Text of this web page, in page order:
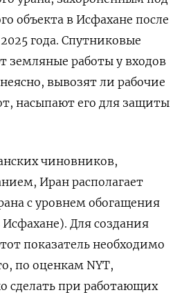
объекта в Исфахане после
года. Спутниковые
работы у входов
вывозят ли рабочие
насыпают его для защиты
чиновников,
Иран располагает
с уровнем обогащения
Для создания
показатель необходимо
по оценкам NYT,
сделать при работающих